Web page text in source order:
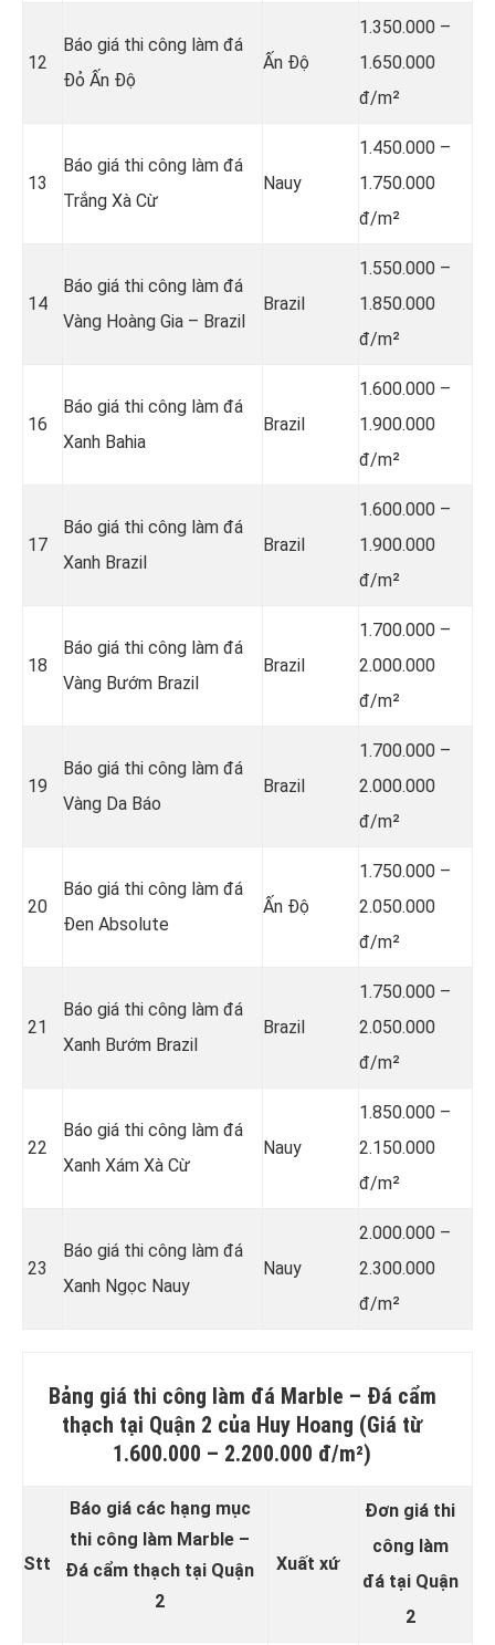
12
Báo giá thi công làm đá
Đỏ Ấn Độ
Ấn Độ
1.350.000 –
1.650.000
đ/m²
13
Báo giá thi công làm đá
Trắng Xà Cừ
Nauy
1.450.000 –
1.750.000
đ/m²
14
Báo giá thi công làm đá
Vàng Hoàng Gia – Brazil
Brazil
1.550.000 –
1.850.000
đ/m²
16
Báo giá thi công làm đá
Xanh Bahia
Brazil
1.600.000 –
1.900.000
đ/m²
17
Báo giá thi công làm đá
Xanh Brazil
Brazil
1.600.000 –
1.900.000
đ/m²
18
Báo giá thi công làm đá
Vàng Bướm Brazil
Brazil
1.700.000 –
2.000.000
đ/m²
19
Báo giá thi công làm đá
Vàng Da Báo
Brazil
1.700.000 –
2.000.000
đ/m²
20
Báo giá thi công làm đá
Đen Absolute
Ấn Độ
1.750.000 –
2.050.000
đ/m²
21
Báo giá thi công làm đá
Xanh Bướm Brazil
Brazil
1.750.000 –
2.050.000
đ/m²
22
Báo giá thi công làm đá
Xanh Xám Xà Cừ
Nauy
1.850.000 –
2.150.000
đ/m²
23
Báo giá thi công làm đá
Xanh Ngọc Nauy
Nauy
2.000.000 –
2.300.000
đ/m²
Bảng giá thi công làm đá Marble – Đá cẩm
thạch tại Quận 2 của Huy Hoang (Giá từ
1.600.000 – 2.200.000 đ/m²)
Stt
Báo giá các hạng mục
thi công làm Marble –
Đá cẩm thạch tại Quận
2
Xuất xứ
Đơn giá thi
công làm
đá tại Quận
2